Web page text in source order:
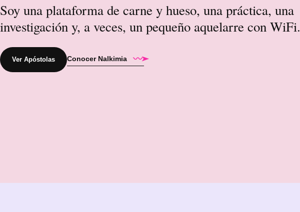
Soy una plataforma de carne y hueso, una práctica, una
investigación y, a veces, un pequeño aquelarre con WiFi.
Ver Apóstolas Conocer Nalkimia 〰➤